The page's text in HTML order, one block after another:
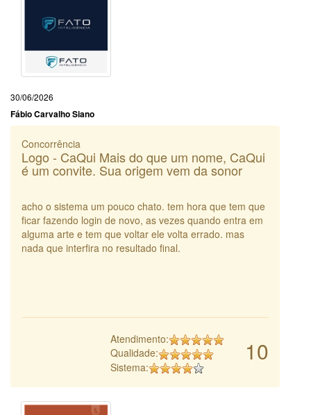
30/06/2026
Fábio Carvalho Siano
Concorrência
Logo - CaQui Mais do que um nome, CaQui
é um convite. Sua origem vem da sonor
acho o sistema um pouco chato. tem hora que tem que
ficar fazendo login de novo, as vezes quando entra em
alguma arte e tem que voltar ele volta errado. mas
nada que interfira no resultado final.
10
Atendimento:
Qualidade:
Sistema: